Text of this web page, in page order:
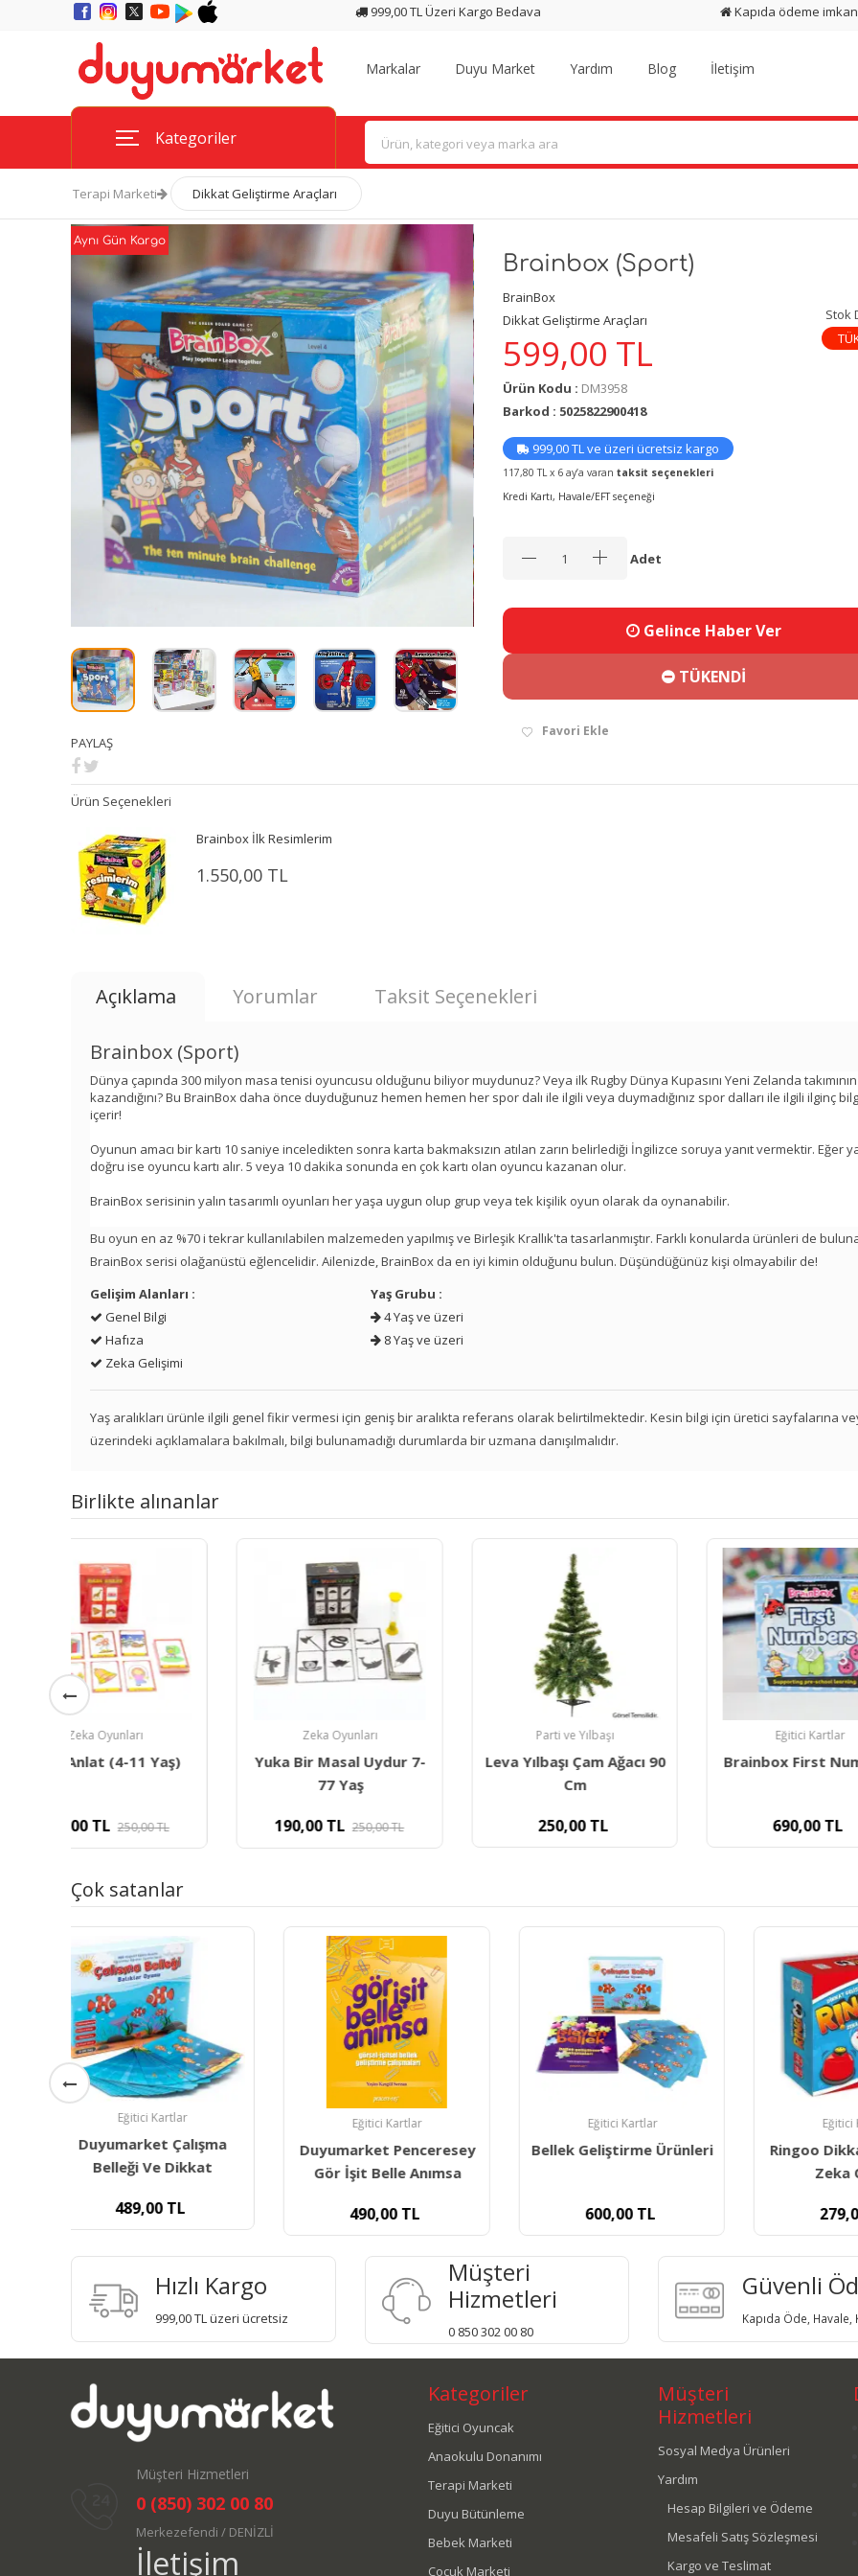
999,00 TL Üzeri Kargo Bedava Kapıda ödeme
Markalar Duyu Market Yardım Blog İletişim
Kategoriler
Terapi Marketi Dikkat Geliştirme Araçları
Aynı Gün Kargo
PAYLAŞ
Brainbox (Sport)
BrainBox
Dikkat Geliştirme Araçları
Stok
599,00 TL
Ürün Kodu : DM3958
Barkod : 5025822900418
999,00 TL ve üzeri ücretsiz kargo
117,80 TL x 6 ay’a varan taksit seçenekleri
Kredi Kartı, Havale/EFT seçeneği
Adet
Gelince Haber Ver
TÜKENDİ
Favori Ekle
Ürün Seçenekleri
Brainbox İlk Resimlerim
1.550,00 TL
Açıklama Yorumlar Taksit Seçenekleri
Brainbox (Sport)
Dünya çapında 300 milyon masa tenisi oyuncusu olduğunu biliyor muydunuz? Veya ilk Rugby Dünya Kupasını Yeni Zelanda takımının
kazandığını? Bu BrainBox daha önce duyduğunuz hemen hemen her spor dalı ile ilgili veya duymadığınız spor dalları ile ilgili ilginç
içerir!
Oyunun amacı bir kartı 10 saniye inceledikten sonra karta bakmaksızın atılan zarın belirlediği İngilizce soruya yanıt vermektir. Eğer
doğru ise oyuncu kartı alır. 5 veya 10 dakika sonunda en çok kartı olan oyuncu kazanan olur.
BrainBox serisinin yalın tasarımlı oyunları her yaşa uygun olup grup veya tek kişilik oyun olarak da oynanabilir.
Bu oyun en az %70 i tekrar kullanılabilen malzemeden yapılmış ve Birleşik Krallık'ta tasarlanmıştır. Farklı konularda ürünleri de
BrainBox serisi olağanüstü eğlencelidir. Ailenizde, BrainBox da en iyi kimin olduğunu bulun. Düşündüğünüz kişi olmayabilir de!
Gelişim Alanları :
Genel Bilgi
Hafıza
Zeka Gelişimi
Yaş Grubu :
4 Yaş ve üzeri
8 Yaş ve üzeri
Yaş aralıkları ürünle ilgili genel fikir vermesi için geniş bir aralıkta referans olarak belirtilmektedir. Kesin bilgi için üretici sayfalarına
üzerindeki açıklamalara bakılmalı, bilgi bulunamadığı durumlarda bir uzmana danışılmalıdır.
Birlikte alınanlar
Zeka Oyunları
Yuka Bir Masal Uydur 7-
190,00TL
Parti ve Yılbaşı
Leva Yılbaşı Çam Ağacı 90
250,00
Eğitici Kartlar
Brainbox First Numbers
690,00
Çok satanlar
Eğitici Kartlar
Duyumarket Penceresey
Gör İşit Belle Anımsa
490,00
Eğitici Kartlar
Bellek Geliştirme Ürünleri
600,00
Eğitici Kartlar
Ringoo Dikkat Geliştiren
279,00TL
Yol
Hızlı Kargo
999,00 TL üzeri ücretsiz
Müşteri
Hizmetleri
0 850 302 00 80
Güvenli
Kapıda Öde, Havale,
Müşteri Hizmetleri
0 (850) 302 00 80
Merkezefendi / DENİZLİ
İletişim
Kategoriler
Eğitici Oyuncak
Anaokulu Donanımı
Terapi Marketi
Duyu Bütünleme
Bebek Marketi
Çocuk Marketi
Müşteri
Hizmetleri
Sosyal Medya Ürünleri
Yardım
Hesap Bilgileri ve Ödeme
Mesafeli Satış Sözleşmesi
Kargo ve Teslimat